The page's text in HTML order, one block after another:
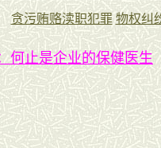
何止是企业的保健医生